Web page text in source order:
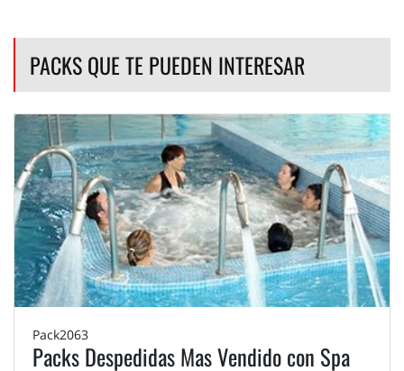
PACKS QUE TE PUEDEN INTERESAR
Pack2063
Packs Despedidas Mas Vendido con Spa